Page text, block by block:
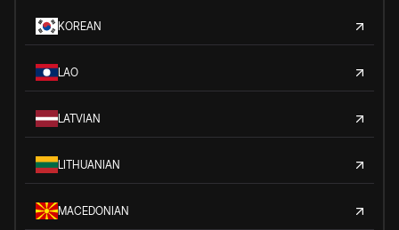
KOREAN
LAO
LATVIAN
LITHUANIAN
MACEDONIAN